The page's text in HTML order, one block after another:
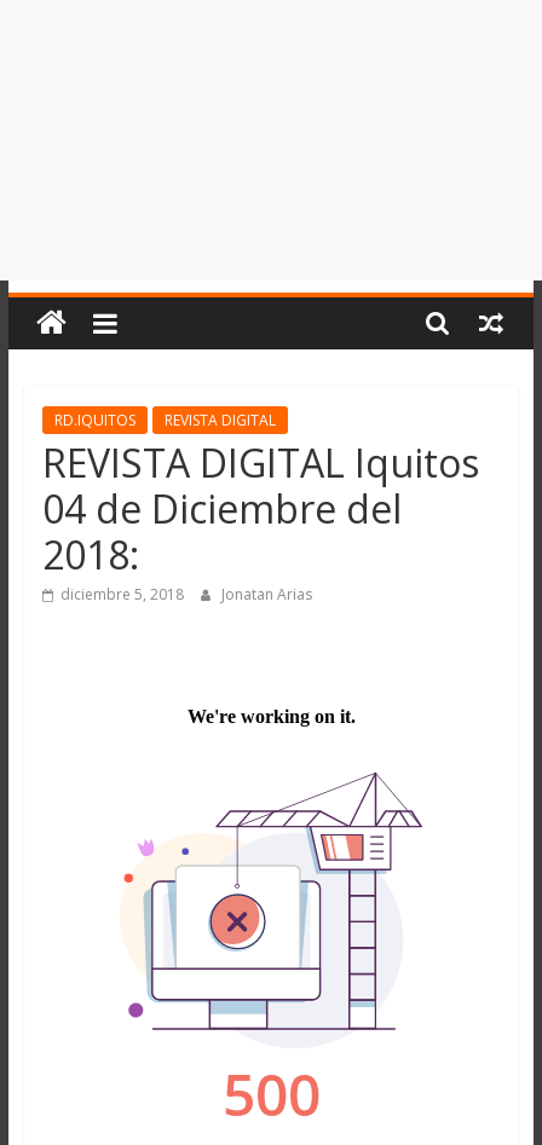
RD.IQUITOS REVISTA DIGITAL
REVISTA DIGITAL Iquitos
04 de Diciembre del
2018:
diciembre 5, 2018 Jonatan Arias